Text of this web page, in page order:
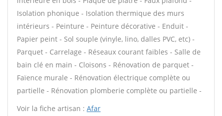
Isolation phonique - Isolation thermique des murs
intérieurs - Peinture - Peinture décorative - Enduit -
Papier peint - Sol souple (vinyle, lino, dalles PVC, etc) -
Parquet - Carrelage - Réseaux courant faibles - Salle de
bain clé en main - Cloisons - Rénovation de parquet -
Faïence murale - Rénovation électrique complète ou
partielle - Rénovation plomberie complète ou partielle -
Voir la fiche artisan : Afar